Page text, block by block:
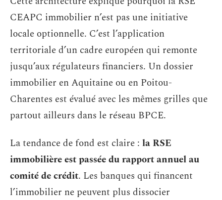
CEAPC immobilier n’est pas une initiative
locale optionnelle. C’est l’application
territoriale d’un cadre européen qui remonte
jusqu’aux régulateurs financiers. Un dossier
immobilier en Aquitaine ou en Poitou-
Charentes est évalué avec les mêmes grilles que
partout ailleurs dans le réseau BPCE.
La tendance de fond est claire : la RSE
immobilière est passée du rapport annuel au
comité de crédit. Les banques qui financent
l’immobilier ne peuvent plus dissocier